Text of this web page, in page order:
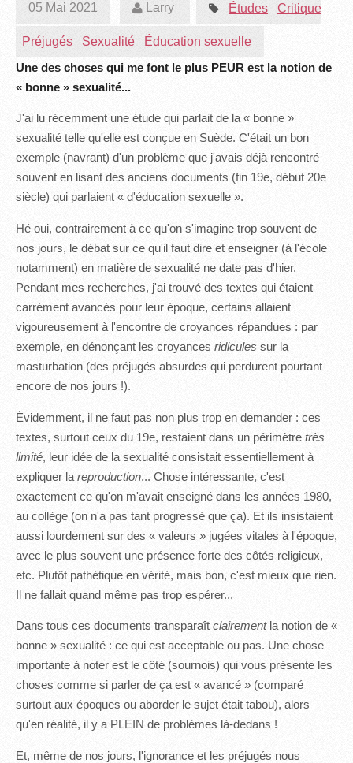
05 Mai 2021 Larry Études Critique
Préjugés Sexualité Éducation sexuelle
Une des choses qui me font le plus PEUR est la notion de
« bonne » sexualité...
J'ai lu récemment une étude qui parlait de la « bonne »
sexualité telle qu'elle est conçue en Suède. C'était un bon
exemple (navrant) d'un problème que j'avais déjà rencontré
souvent en lisant des anciens documents (fin 19e, début 20e
siècle) qui parlaient « d'éducation sexuelle ».
Hé oui, contrairement à ce qu'on s'imagine trop souvent de
nos jours, le débat sur ce qu'il faut dire et enseigner (à l'école
notamment) en matière de sexualité ne date pas d'hier.
Pendant mes recherches, j'ai trouvé des textes qui étaient
carrément avancés pour leur époque, certains allaient
vigoureusement à l'encontre de croyances répandues : par
exemple, en dénonçant les croyances ridicules sur la
masturbation (des préjugés absurdes qui perdurent pourtant
encore de nos jours !).
Évidemment, il ne faut pas non plus trop en demander : ces
textes, surtout ceux du 19e, restaient dans un périmètre très
limité, leur idée de la sexualité consistait essentiellement à
expliquer la reproduction... Chose intéressante, c'est
exactement ce qu'on m'avait enseigné dans les années 1980,
au collège (on n'a pas tant progressé que ça). Et ils insistaient
aussi lourdement sur des « valeurs » jugées vitales à l'époque,
avec le plus souvent une présence forte des côtés religieux,
etc. Plutôt pathétique en vérité, mais bon, c'est mieux que rien.
Il ne fallait quand même pas trop espérer...
Dans tous ces documents transparaît clairementla notion de «
bonne » sexualité : ce qui est acceptable ou pas. Une chose
importante à noter est le côté (sournois) qui vous présente les
choses comme si parler de ça est « avancé » (comparé
surtout aux époques ou aborder le sujet était tabou), alors
qu'en réalité, il y a PLEIN de problèmes là-dedans !
Et, même de nos jours, l'ignorance et les préjugés nous